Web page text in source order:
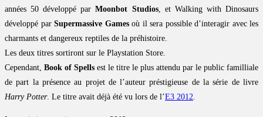
années 50 développé parMoonbot Studios, et Walking with Dinosaurs
développé par Supermassive Gamesoù il sera possible d’interagir avec les
charmants et dangereux reptiles de la préhistoire.
Les deux titres sortiront sur le Playstation Store.
Cependant, Book of Spells est le titre le plus attendu par le public familliale
de part la présence au projet de l’auteur préstigieuse de la série de livre
Harry Potter. Le titre avait déjà été vu lors de l’E3 2012.